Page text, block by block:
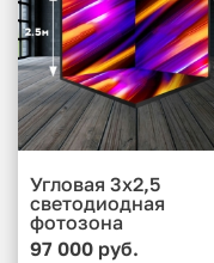
Угловая 3x2,5
светодиодная
фотозона
97 000 руб.